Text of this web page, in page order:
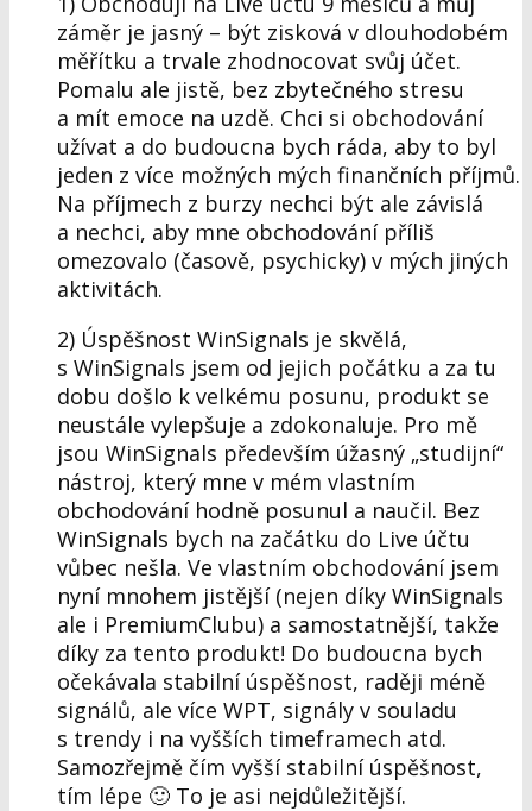
záměr je jasný – být zisková v dlouhodobém
měřítku a trvale zhodnocovat svůj účet.
Pomalu ale jistě, bez zbytečného stresu
a mít emoce na uzdě. Chci si obchodování
užívat a do budoucna bych ráda, aby to byl
jeden z více možných mých finančních příjmů.
Na příjmech z burzy nechci být ale závislá
a nechci, aby mne obchodování příliš
omezovalo (časově, psychicky) v mých jiných
aktivitách.
2) Úspěšnost WinSignals je skvělá,
s WinSignals jsem od jejich počátku a za tu
dobu došlo k velkému posunu, produkt se
neustále vylepšuje a zdokonaluje. Pro mě
jsou WinSignals především úžasný „studijní“
nástroj, který mne v mém vlastním
obchodování hodně posunul a naučil. Bez
WinSignals bych na začátku do Live účtu
vůbec nešla. Ve vlastním obchodování jsem
nyní mnohem jistější (nejen díky WinSignals
ale i PremiumClubu) a samostatnější, takže
díky za tento produkt! Do budoucna bych
očekávala stabilní úspěšnost, raději méně
signálů, ale více WPT, signály v souladu
s trendy i na vyšších timeframech atd.
Samozřejmě čím vyšší stabilní úspěšnost,
tím lépe 🙂 To je asi nejdůležitější.